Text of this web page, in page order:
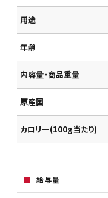
用途
年齢
内容量・商品重量
原産国
カロリー(100g当たり)
給与量